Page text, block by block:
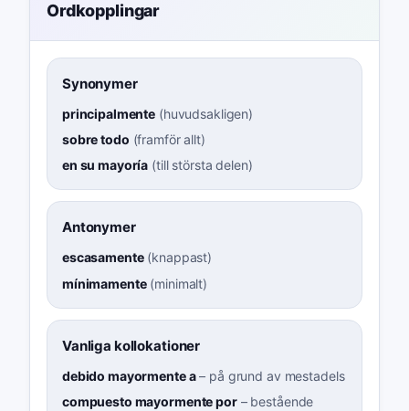
Ordkopplingar
Synonymer
principalmente (huvudsakligen)
sobre todo (framför allt)
en su mayoría (till största delen)
Antonymer
escasamente(knappast)
mínimamente(minimalt)
Vanliga kollokationer
debido mayormente a– på grund av mestadels
compuesto mayormente por– bestående